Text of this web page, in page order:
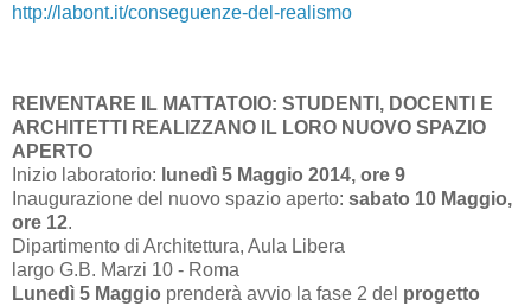
http://labont.it/conseguenze-del-realismo
REIVENTARE IL MATTATOIO: STUDENT I, DOCENTI E
ARCHITETTI REALIZZANO IL LORO NUOVO SPAZIO
APERTO
Inizio laboratorio: lunedì 5 Maggio 2014, ore 9
Inaugurazione del nuovo spazio aperto: sabato 10 Maggio,
ore 12.
Dipartimento di Architettura, Aula Libera
largo G.B. Marzi 10 - Roma
Lunedì 5 Maggio prenderà avvio la fase 2 del progetto